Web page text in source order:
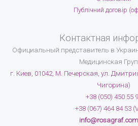
Публічний договір
Контактная
Официальный представитель в
Медицинская
г. Киев, 01042, М. Печерская, ул.
Чигорина)
+38 (050) 450 55
+38 (067) 464 84 53